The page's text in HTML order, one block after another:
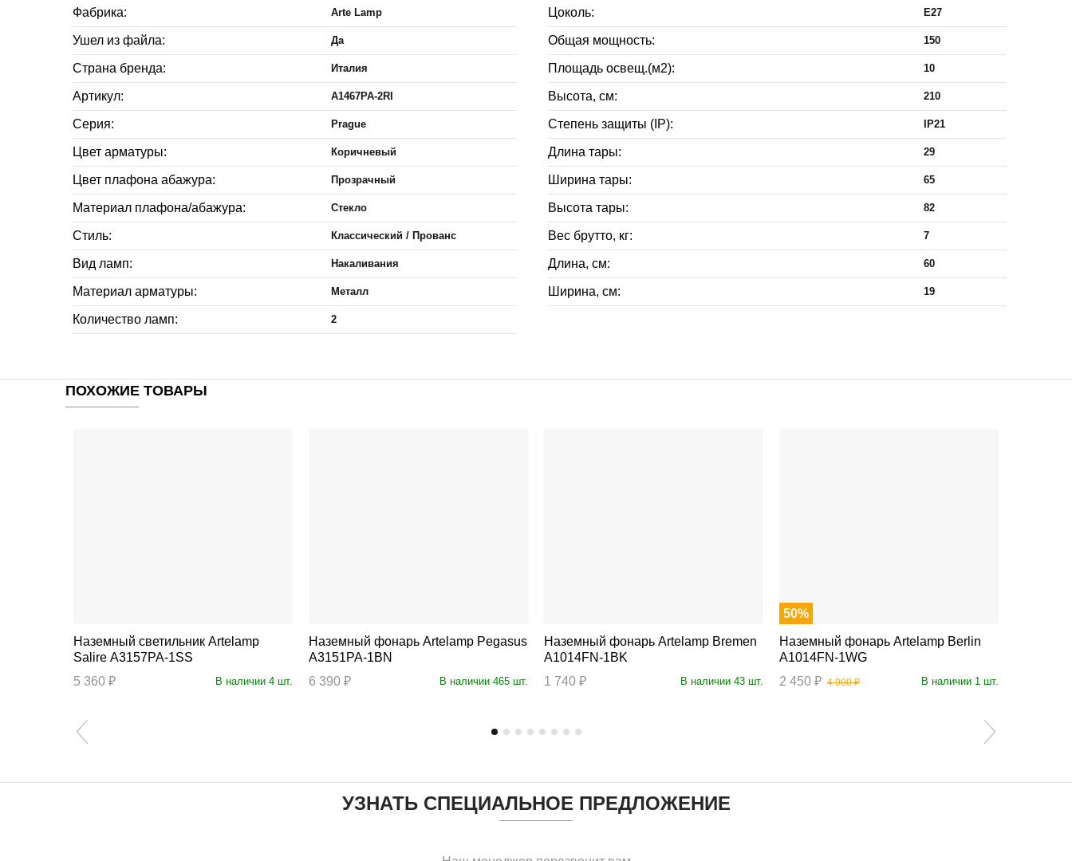
Фабрика: Arte Lamp
Ушел из файла: Да
Страна бренда: Италия
Артикул: A1467PA-2RI
Серия: Prague
Цвет арматуры: Коричневый
Цвет плафона абажура: Прозрачный
Материал плафона/абажура: Стекло
Стиль: Классический / Прованс
Вид ламп: Накаливания
Материал арматуры: Металл
Количество ламп: 2
Цоколь: E27
Общая мощность: 150
Площадь освещ.(м2): 10
Высота, см: 210
Степень защиты (IP): IP21
Длина тары: 29
Ширина тары: 65
Высота тары: 82
Вес брутто, кг: 7
Длина, см: 60
Ширина, см: 19
ПОХОЖИЕ ТОВАРЫ
Наземный светильник Artelamp
Salire A3157PA-1SS
5 360 ₽
В наличии 4 шт.
Наземный фонарь Artelamp Pegasus
A3151PA-1BN
6 390 ₽
В наличии 465 шт.
Наземный фонарь Artelamp Bremen
A1014FN-1BK
1 740 ₽
В наличии 43 шт.
50%
Наземный фонарь Artelamp Berlin
A1014FN-1WG
2 450 ₽
В наличии 1 шт.
4 900 ₽
УЗНАТЬ СПЕЦИАЛЬНОЕ ПРЕДЛОЖЕНИЕ